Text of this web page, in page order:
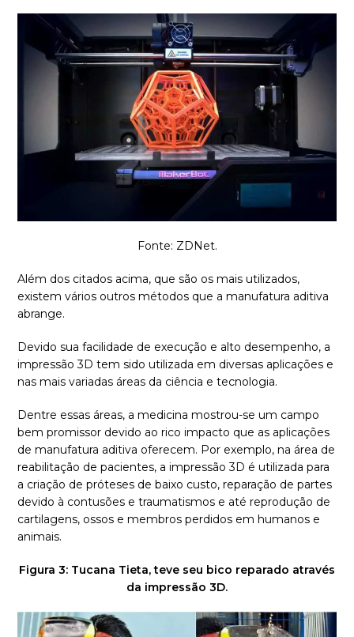
Fonte: ZDNet.
Além dos citados acima, que são os mais utilizados,
existem vários outros métodos que a manufatura aditiva
abrange.
Devido sua facilidade de execução e alto desempenho, a
impressão 3D tem sido utilizada em diversas aplicações e
nas mais variadas áreas da ciência e tecnologia.
Dentre essas áreas, a medicina mostrou-se um campo
bem promissor devido ao rico impacto que as aplicações
de manufatura aditiva oferecem. Por exemplo, na área de
reabilitação de pacientes, a impressão 3D é utilizada para
a criação de próteses de baixo custo, reparação de partes
devido à contusões e traumatismos e até reprodução de
cartilagens, ossos e membros perdidos em humanos e
animais.
Figura 3: Tucana Tieta, teve seu bico reparado através
da impressão 3D.